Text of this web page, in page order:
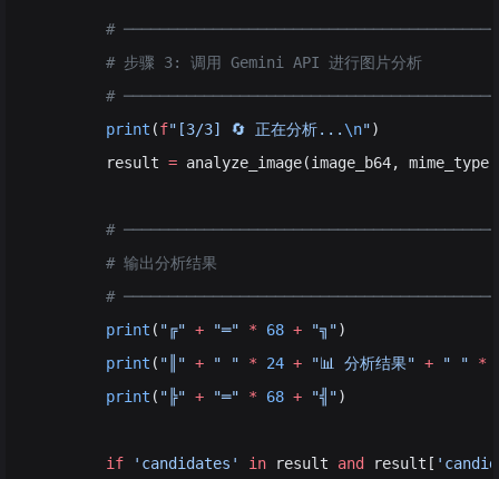
#
        # 步骤 3: 调用 Gemini API 进行图片分析
#
        print
(f"[3/3] 🔄 正在分析... \n")
        result
= analyze_image(image_b64,
#
        # 输出分析结果
#
        print
( "╔" + "═" * 68 + "╗")
        print
( "║" + " " * 24 + "📊 分析结果" + " " *
        print
( "╠" + "═" * 68 + "╣")
        if
'candidates' in result and result[